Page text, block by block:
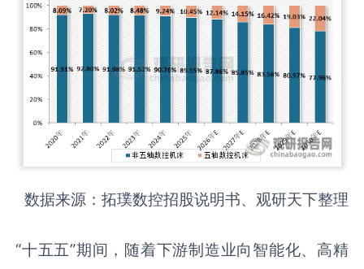
数据来源：拓璞数控招股说明书、观研天下整理
“十五五”期间，随着下游制造业向智能化、高精